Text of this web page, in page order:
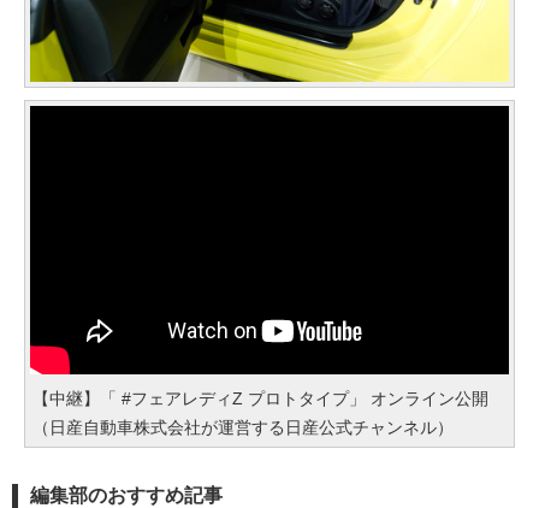
【中継】「 #フェアレディZ プロトタイプ」 オンライン公開
（日産自動車株式会社が運営する日産公式チャンネル）
編集部のおすすめ記事